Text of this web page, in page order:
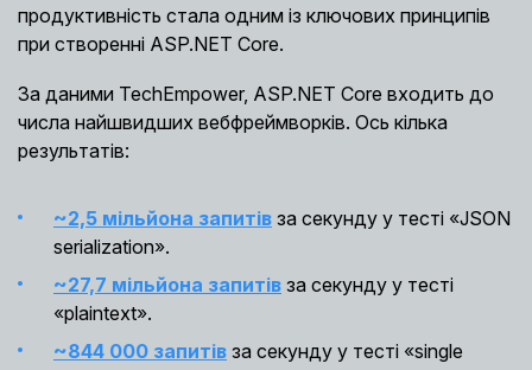
продуктивність стала одним із ключових принципів
при створенні ASP.NET Core.
За даними TechEmpower, ASP.NET Core входить до
числа найшвидших вебфреймворків. Ось кілька
результатів:
~2,5 мільйона запитів за секунду у тесті «JSON
serialization».
~27,7 мільйона запитів за секунду у тесті
«plaintext».
~844 000 запитів за секунду у тесті «single